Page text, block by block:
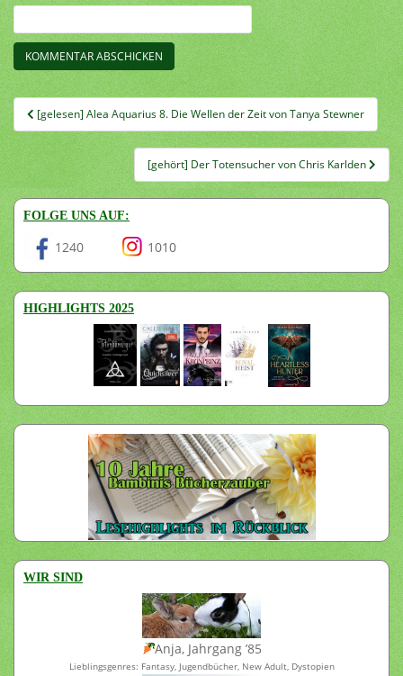
Beitragsnavigation
[gelesen] Alea Aquarius 8. Die Wellen der Zeit von Tanya Stewner
[gehört] Der Totensucher von Chris Karlden
FOLGE UNS AUF:
1240 1010
HIGHLIGHTS 2025
WIR SIND
Anja, Jahrgang ’85
Lieblingsgenres: Fantasy, Jugendbücher, New Adult, Dystopien